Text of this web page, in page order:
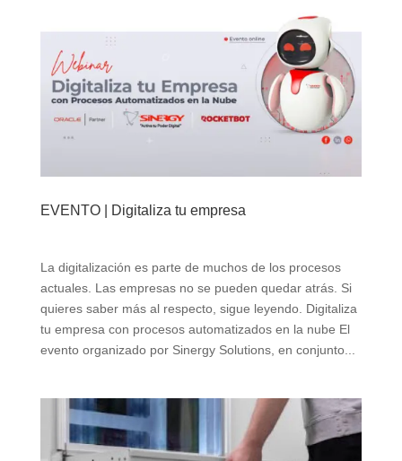
EVENTO | Digitaliza tu empresa
La digitalización es parte de muchos de los procesos
actuales. Las empresas no se pueden quedar atrás. Si
quieres saber más al respecto, sigue leyendo. Digitaliza
tu empresa con procesos automatizados en la nube El
evento organizado por Sinergy Solutions, en conjunto...